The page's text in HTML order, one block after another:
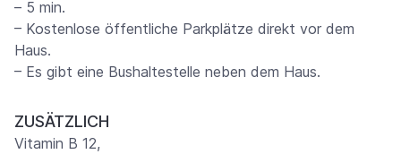
– 5 min.
– Kostenlose öffentliche Parkplätze direkt vor dem
Haus.
– Es gibt eine Bushaltestelle neben dem Haus.
ZUSÄTZLICH
Vitamin B 12,